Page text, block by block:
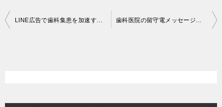
投
LINE広告で歯科集患を加速する方法 歯科医院の留守電メッセージ最適化ガイド